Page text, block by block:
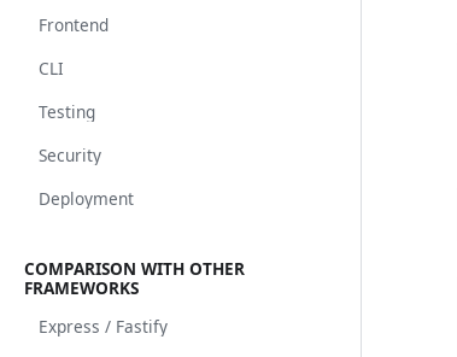
Frontend
CLI
Testing
Security
Deployment
COMPARISON WITH OTHER
FRAMEWORKS
Express / Fastify